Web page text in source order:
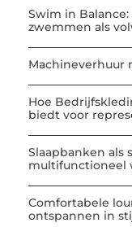
Swim in
zwemmen als
Hoe
biedt voor
Slaapbanken als
multifunctioneel
Comfortabele
ontspannen in